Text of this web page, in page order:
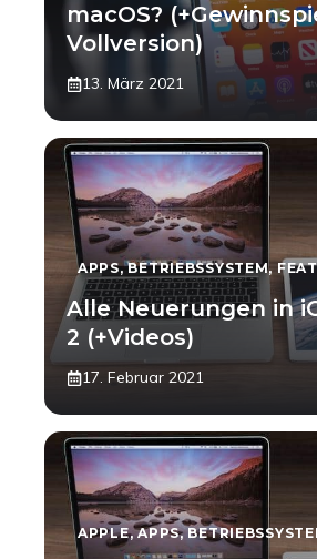
macOS?
Vollversion)
13. März 2021
APPS,BETRIEBSSYSTEM,
Alle Neuerungen in
2 (+Videos)
17. Februar 2021
APPLE,APPS,